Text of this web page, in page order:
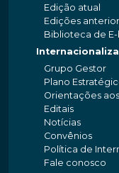
Edição atual
Edições
Biblioteca de
Grupo Gestor
Plano
Orientações
Editais
Notícias
Convênios
Política de
Fale conosco